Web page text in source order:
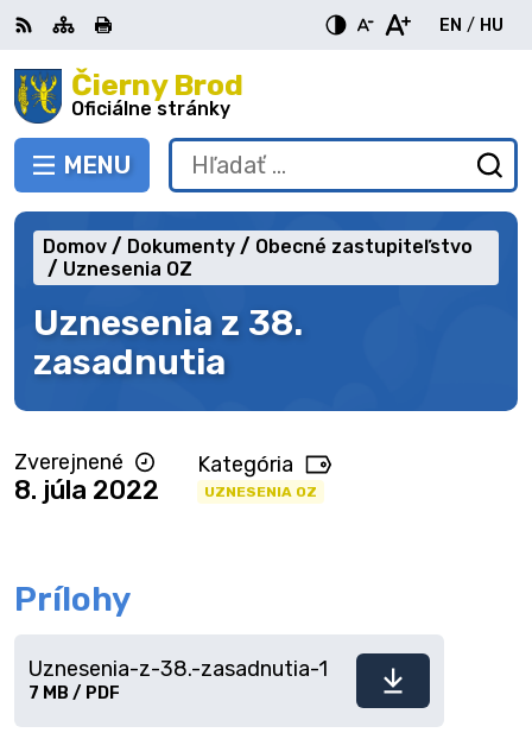
Preskočiť
na
obsah Čierny Brod
Oficiálne stránky
PREPNÚŤ
MENU
RSS MapaTlačiť
EN
English
/ HU
Hľadať:
Uznesenia z 38.
zasadnutia
Domov Dokumenty
Obecné zastupiteľstvo
Uznesenia OZ
Zverejnené
8. júla 2022
Kategória
UZNESENIA OZ
Prílohy
Stiahnuť
Uznesenia-z-38.-zasadnutia-1
7 MB / PDF